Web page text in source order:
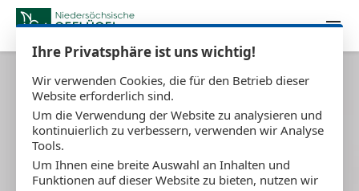
Ihre Privatsphäre ist uns wichtig!
Wir verwenden Cookies, die für den Betrieb dieser
Website erforderlich sind.
Um die Verwendung der Website zu analysieren und
kontinuierlich zu verbessern, verwenden wir Analyse
Tools.
Um Ihnen eine breite Auswahl an Inhalten und
Funktionen auf dieser Website zu bieten, nutzen wir